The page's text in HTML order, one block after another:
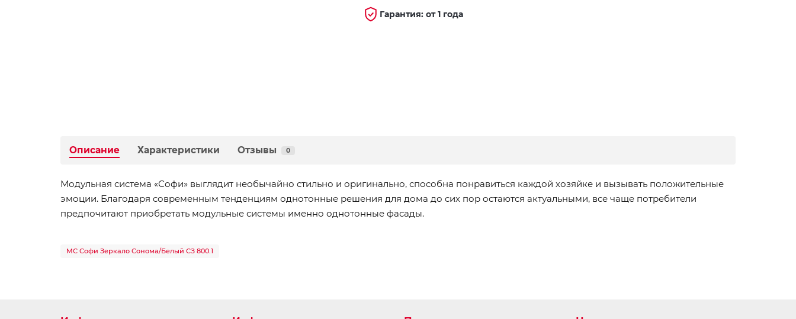
Гарантия: от 1 года
Описание Характеристики Отзывы 0
Модульная система «Софи» выглядит необычайно стильно и оригинально, способна понравиться каждой хозяйке и вызывать положительные
эмоции. Благодаря современным тенденциям однотонные решения для дома до сих пор остаются актуальными, все чаще потребители
предпочитают приобретать модульные системы именно однотонные фасады.
МС Софи Зеркало Сонома/Белый СЗ 800.1